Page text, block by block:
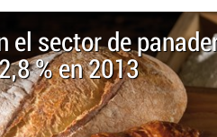
el sector de
% en 2013